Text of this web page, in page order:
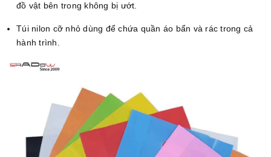
đồ vật bên trong không bị ướt.
Túi nilon cỡ nhỏ dùng để chứa quần áo bẩn và rác trong cả
hành trình.